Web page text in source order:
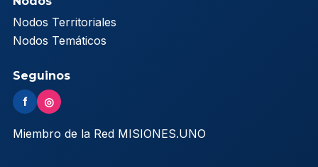
Nodos Territoriales
Nodos Temáticos
Seguinos
f ◎
Miembro de la Red MISIONES.UNO